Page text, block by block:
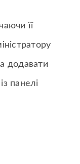
її
додавати
панелі